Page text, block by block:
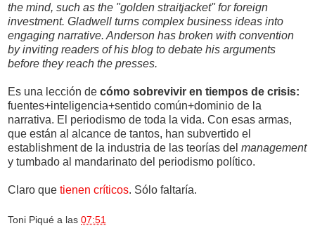
the mind, such as the "golden straitjacket" for foreign
investment. Gladwell turns complex business ideas into
engaging narrative. Anderson has broken with convention
by inviting readers of his blog to debate his arguments
before they reach the presses.
Es una lección de cómo sobrevivir en tiempos de crisis:
fuentes+inteligencia+sentido común+dominio de la
narrativa. El periodismo de toda la vida. Con esas armas,
que están al alcance de tantos, han subvertido el
establishment de la industria de las teorías del management
y tumbado al mandarinato del periodismo político.
Claro que tienen críticos. Sólo faltaría.
Toni Piqué a las 07:51